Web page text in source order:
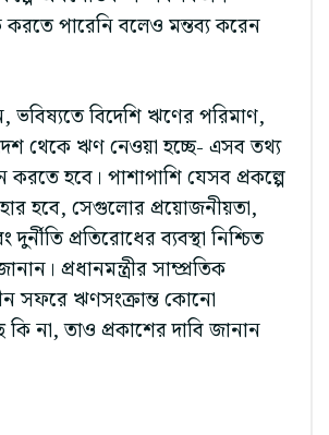
করতে পারেনি বলেও মন্তব্য করেন
ভবিষ্যতে বিদেশি ঋণের পরিমাণ,
থেকে ঋণ নেওয়া হচ্ছে- এসব তথ্য
করতে হবে। পাশাপাশি যেসব প্রকল্পে
হবে, সেগুলোর প্রয়োজনীয়তা,
প্রতিরোধের ব্যবস্থা নিশ্চিত
প্রধানমন্ত্রীর সাম্প্রতিক
সফরে ঋণসংক্রান্ত কোনো
না, তাও প্রকাশের দাবি জানান